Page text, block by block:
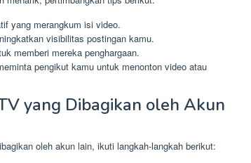
yang merangkum isi video.
visibilitas postingan kamu.
memberi mereka penghargaan.
pengikut kamu untuk menonton video atau
yang Dibagikan oleh Akun
oleh akun lain, ikuti langkah-langkah berikut: